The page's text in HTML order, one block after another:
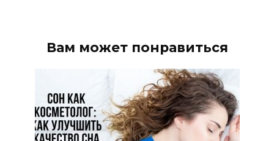
Вам может понравиться